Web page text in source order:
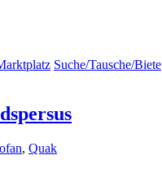
Suche/Tausche/Biete
, Quak